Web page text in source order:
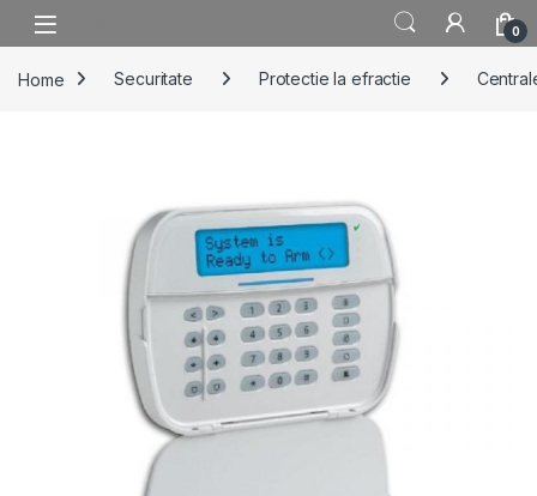
Skip to navigation
Skip to content
0
Home Securitate Protectie la efractie